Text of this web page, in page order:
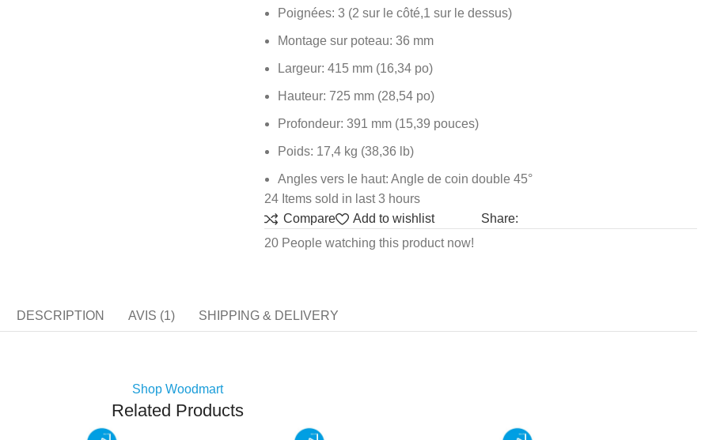
Poignées: 3 (2 sur le côté,1 sur le dessus)
Montage sur poteau: 36 mm
Largeur: 415 mm (16,34 po)
Hauteur: 725 mm (28,54 po)
Profondeur: 391 mm (15,39 pouces)
Poids: 17,4 kg (38,36 lb)
Angles vers le haut: Angle de coin double 45°
24 Items sold in last 3 hours
Compare
Add to wishlist
Share:
20 People watching this product now!
DESCRIPTION AVIS (1) SHIPPING & DELIVERY
Shop Woodmart
Related Products